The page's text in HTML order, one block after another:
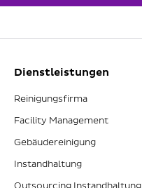
Dienstleistungen
Reinigungsfirma
Facility Management
Gebäudereinigung
Instandhaltung